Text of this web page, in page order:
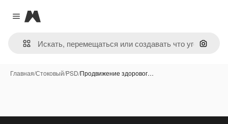
Close menu
Magnific
Поиск
Главная/Стоковый/PSD/Продвижение здоровог…